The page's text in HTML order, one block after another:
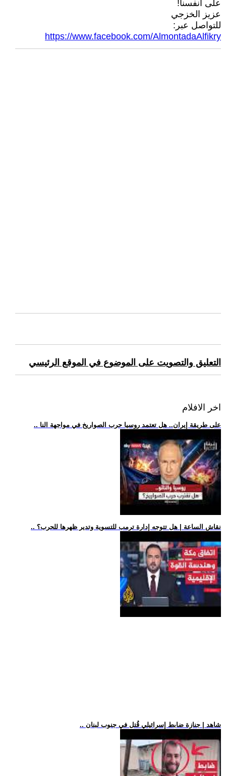
على أنفسنا!
عزيز الخزجي
للتواصل عبر:
https://www.facebook.com/AlmontadaAlfikry
التعليق والتصويت على الموضوع في الموقع الرئيسي
اخر الافلام
.. على طريقة إيران.. هل تعتمد روسيا حرب الصواريخ في مواجهة النا
.. نقاش الساعة | هل تتوجه إدارة ترمب للتسوية وتدير ظهرها للحرب؟
.. شاهد | جنازة ضابط إسرائيلي قُتل في جنوب لبنان